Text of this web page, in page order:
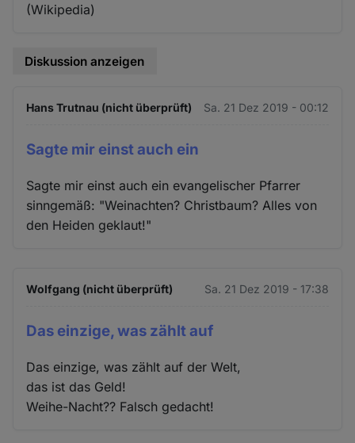
(Wikipedia)
Diskussion anzeigen
Hans Trutnau (nicht überprüft) Sa. 21 Dez 2019 - 00:12
Sagte mir einst auch ein
Sagte mir einst auch ein evangelischer Pfarrer
sinngemäß: "Weinachten? Christbaum? Alles von
den Heiden geklaut!"
Wolfgang (nicht überprüft) Sa. 21 Dez 2019 - 17:38
Das einzige, was zählt auf
Das einzige, was zählt auf der Welt,
das ist das Geld!
Weihe-Nacht?? Falsch gedacht!